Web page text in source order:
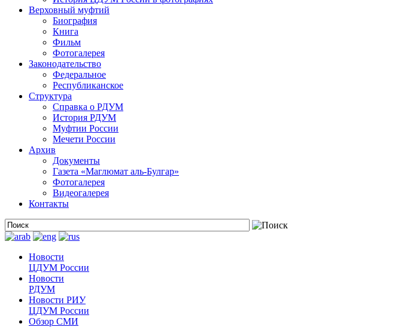
Верховный муфтий
Биография
Книга
Фильм
Фотогалерея
Законодательство
Федеральное
Республиканское
Структура
Справка о РДУМ
История РДУМ
Муфтии России
Мечети России
Архив
Документы
Газета «Маглюмат аль-Булгар»
Фотогалерея
Видеогалерея
Контакты
Новости
ЦДУМ России
Новости
РДУМ
Новости РИУ
ЦДУМ России
Обзор СМИ